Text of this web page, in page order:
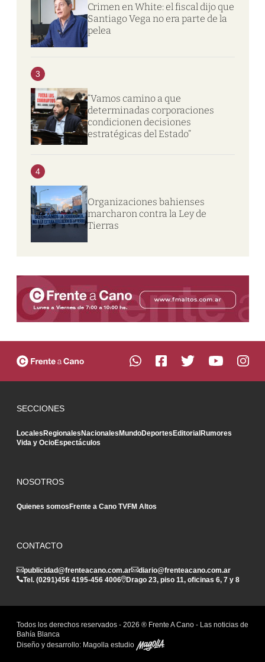
Crimen en White: el fiscal dijo que
Santiago Vega no era parte de la
pelea
3
“Vamos camino a que
determinadas corporaciones
condicionen decisiones
estratégicas del Estado”
4
Organizaciones bahienses
marcharon contra la Ley de
Tierras
SECCIONES
LocalesRegionalesNacionalesMundoDeportesEditorialRumores
Vida y OcioEspectáculos
NOSOTROS
Quienes somosFrente a Cano TVFM Altos
CONTACTO
publicidad@frenteacano.com.ar
diario@frenteacano.com.ar
Tel. (0291)456 4195-456 4006 Drago 23, piso 11, oficinas 6, 7 y 8
Todos los derechos reservados - 2026 ® Frente A Cano - Las noticias de
Bahía Blanca
Diseño y desarrollo: Magolla estudio